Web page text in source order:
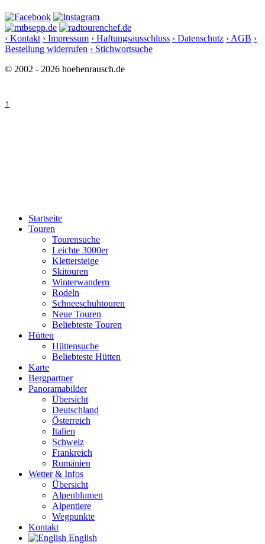
› Kontakt › Impressum › Haftungsausschluss › Datenschutz › AGB ›
Bestellung widerrufen › Stichwortsuche
© 2002 - 2026 hoehenrausch.de
↑
Startseite
Touren
Tourensuche
Leichte 3000er
Klettersteige
Skitouren
Winterwandern
Rodeln
Schneeschuhtouren
Neue Touren
Beliebteste Touren
Hütten
Hüttensuche
Beliebteste Hütten
Karte
Bergpartner
Panoramabilder
Übersicht
Deutschland
Österreich
Italien
Schweiz
Frankreich
Rumänien
Wetter & Infos
Übersicht
Alpenblumen
Alpentiere
Wegpunkte
Kontakt
English